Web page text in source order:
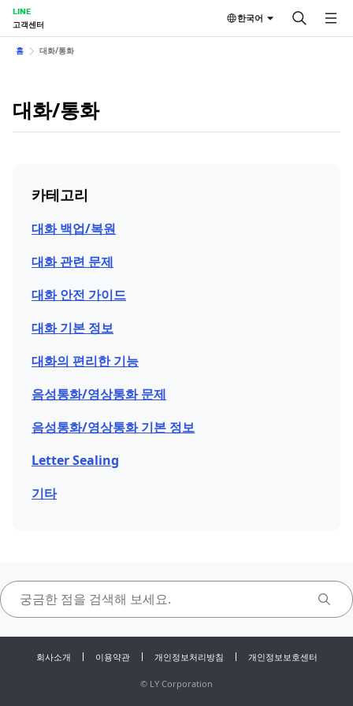
LINE
고객센터
한국어
홈 대화/통화
대화/통화
카테고리
대화 백업/복원
대화 관련 문제
대화 안전 가이드
대화 기본 정보
대화의 편리한 기능
음성통화/영상통화 문제
음성통화/영상통화 기본 정보
Letter Sealing
기타
회사소개 이용약관 개인정보처리방침 개인정보보호센터
© LY Corporation